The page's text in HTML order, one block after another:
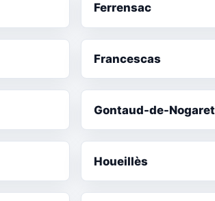
Ferrensac
Francescas
Gontaud-de-Nogaret
Houeillès